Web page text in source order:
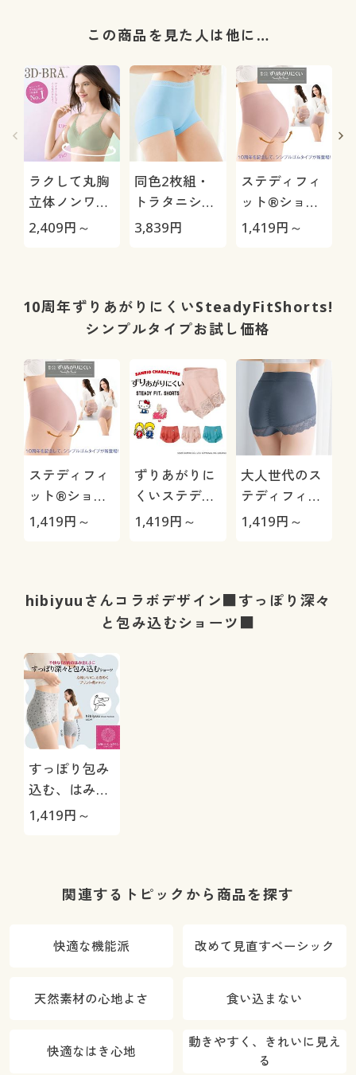
この商品を見た人は他に…
ラクして丸胸
立体ノンワイ
ヤー3Dブラ
3/4モールド
カップ)(サー
ラ)
2,409円～
同色2枚組・
トラタニショ
ーツ(ずり上が
み丈深め)
3,839円
ステディフィ
ット®ショー
ツ(はきこみ丈
1,419円～
10周年ずりあがりにくいSteadyFitShorts!
シンプルタイプお試し価格
ステディフィ
ット®ショー
ツ(はきこみ丈
1,419円～
ずりあがりに
くいステディ
フィット®シ
め)
1,419円～
大人世代のス
テディフィッ
ト®ショーツ
1,419円～
hibiyuuさんコラボデザイン■すっぽり深々
と包み込むショーツ■
すっぽり包み
込む、はみ出
しにくいショ
1,419円～
関連するトピックから商品を探す
快適な機能派 改めて見直すベーシック
天然素材の心地よさ 食い込まない
快適なはき心地
動きやすく、きれいに見え
る